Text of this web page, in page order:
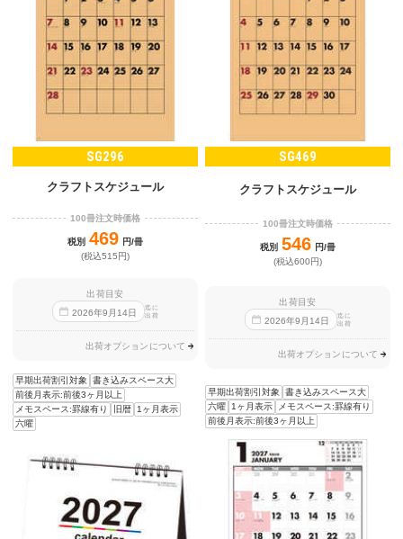
SG296
クラフトスケジュール
100冊注文時価格
税別 469 円/冊
(税込515円)
出荷目安
2026年9 月 14日
迄に
出荷
出荷オプションについて
早期出荷割引対象
書き込みスペース大
前後月表示:前後3ヶ月以上
メモスペース:罫線有り
旧暦
1ヶ月表示
六曜
SG469
クラフトスケジュール
100冊注文時価格
税別 546 円/冊
(税込600円)
出荷目安
2026年9 月14日
迄に
出荷
出荷オプションについて
早期出荷割引対象
書き込みスペース大
六曜
1ヶ月表示
メモスペース:罫線有り
前後月表示:前後3ヶ月以上